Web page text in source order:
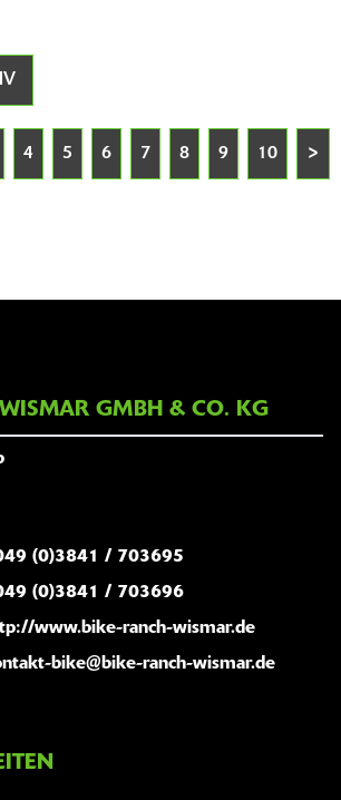
4 5 6 7 8 9 10 >
GMBH & CO. KG
(0)3841 / 703695
(0)3841 / 703696
www.bike-ranch-wismar.de
bike@bike-ranch-wismar.de